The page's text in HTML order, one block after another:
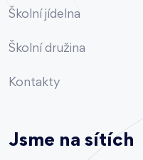
Školní jídelna
Školní družina
Kontakty
Jsme na sítích